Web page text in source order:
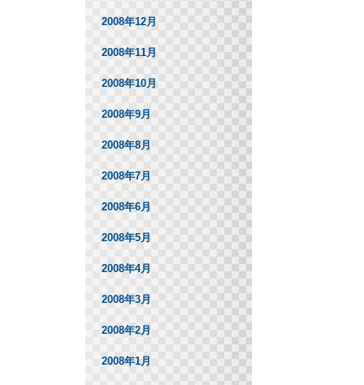
2008年12月
2008年11月
2008年10月
2008年9月
2008年8月
2008年7月
2008年6月
2008年5月
2008年4月
2008年3月
2008年2月
2008年1月